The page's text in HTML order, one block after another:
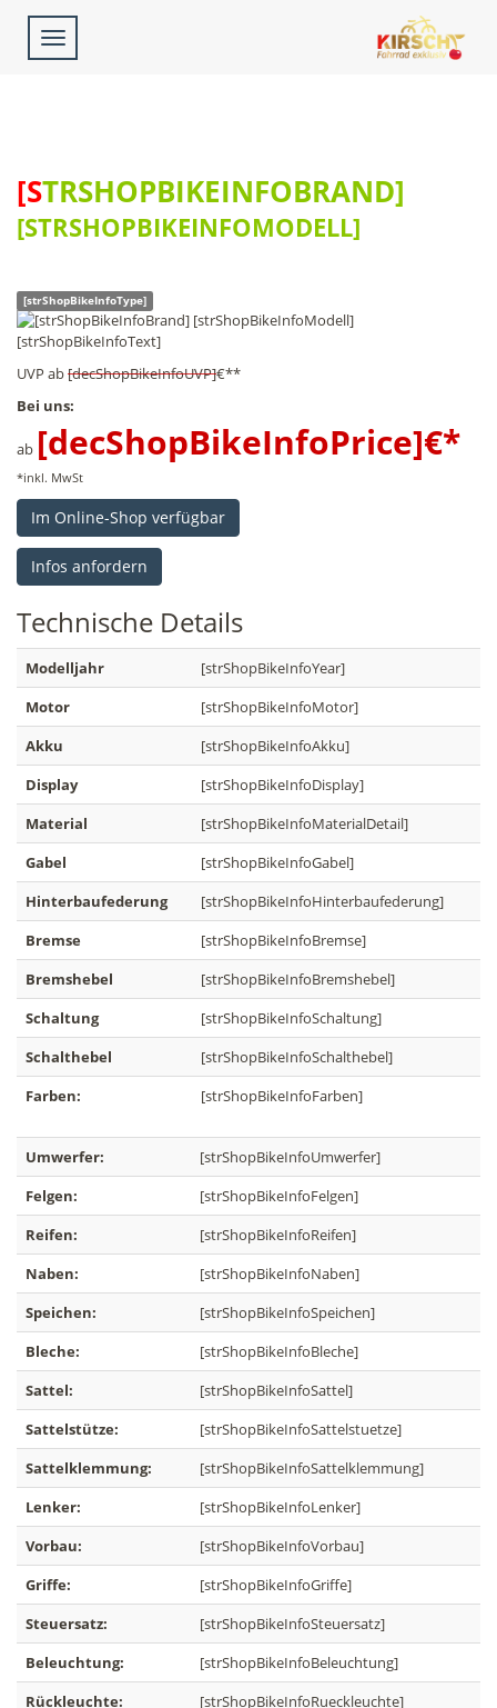
Toggle
navigation
[STRSHOPBIKEINFOBRAND]
[STRSHOPBIKEINFOMODELL]
[strShopBikeInfoType]
[strShopBikeInfoText]
UVP ab[decShopBikeInfoUVP]€**
Bei uns:
ab [decShopBikeInfoPrice]€*
*inkl. MwSt
Im Online-Shop verfügbar
Infos anfordern
Technische Details
Modelljahr
[strShopBikeInfoYear]
Motor
[strShopBikeInfoMotor]
Akku
[strShopBikeInfoAkku]
Display
[strShopBikeInfoDisplay]
Material
[strShopBikeInfoMaterialDetail]
Gabel
[strShopBikeInfoGabel]
Hinterbaufederung
[strShopBikeInfoHinterbaufederung]
Bremse
[strShopBikeInfoBremse]
Bremshebel
[strShopBikeInfoBremshebel]
Schaltung
[strShopBikeInfoSchaltung]
Schalthebel
[strShopBikeInfoSchalthebel]
Farben:
[strShopBikeInfoFarben]
Umwerfer:
[strShopBikeInfoUmwerfer]
Felgen:
[strShopBikeInfoFelgen]
Reifen:
[strShopBikeInfoReifen]
Naben:
[strShopBikeInfoNaben]
Speichen:
[strShopBikeInfoSpeichen]
Bleche:
[strShopBikeInfoBleche]
Sattel:
[strShopBikeInfoSattel]
Sattelstütze:
[strShopBikeInfoSattelstuetze]
Sattelklemmung:
[strShopBikeInfoSattelklemmung]
Lenker:
[strShopBikeInfoLenker]
Vorbau:
[strShopBikeInfoVorbau]
Griffe:
[strShopBikeInfoGriffe]
Steuersatz:
[strShopBikeInfoSteuersatz]
Beleuchtung:
[strShopBikeInfoBeleuchtung]
Rückleuchte:
[strShopBikeInfoRueckleuchte]